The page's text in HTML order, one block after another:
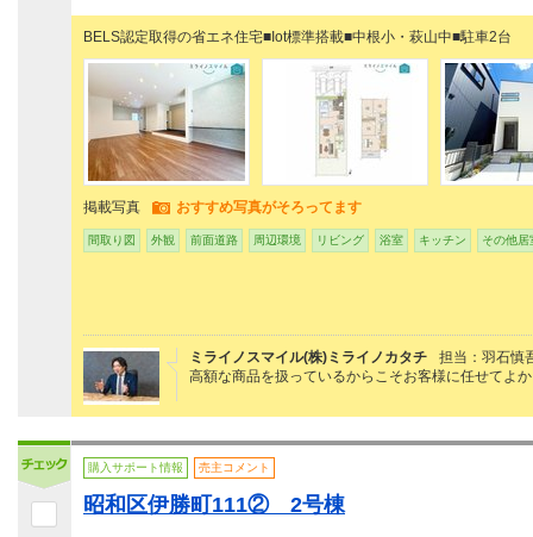
BELS認定取得の省エネ住宅■Iot標準搭載■中根小・萩山中■駐車2台
掲載写真 おすすめ写真がそろってます
間取り図 外観 前面道路 周辺環境 リビング 浴室 キッチン その他居
ミライノスマイル(株)ミライノカタチ
担当：羽石慎
高額な商品を扱っているからこそお客様に任せてよ
購入サポート情報 売主コメント
昭和区伊勝町111② 2号棟